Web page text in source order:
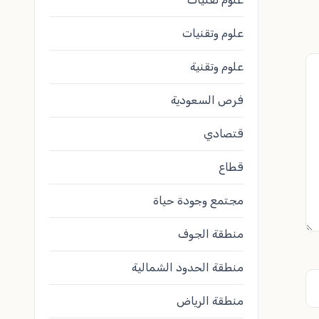
علوم وتقنيات
علوم وتقنية
فرص السعودية
قتصادي
قطاع
مجتمع وجودة حياة
منطقة الجوف
منطقة الحدود الشمالية
منطقة الرياض